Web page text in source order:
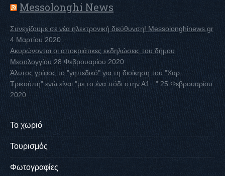
Μessolonghi Νews
Συνεχίζουμε σε νέα ηλεκτρονική διεύθυνση! Messolonghinews.gr
4 Μαρτίου 2020
Ακυρώνονται οι αποκριάτικες εκδηλώσεις του δήμου
Μεσολογγίου 28 Φεβρουαρίου 2020
Άλυτος γρίφος το "γηπεδικό" για τη διοίκηση του "Χαρ.
Τρικούπη" ενώ είναι "με το ένα πόδι στην Α1..." 25 Φεβρουαρίου
2020
Το χωριό
Τουρισμός
Φωτογραφίες